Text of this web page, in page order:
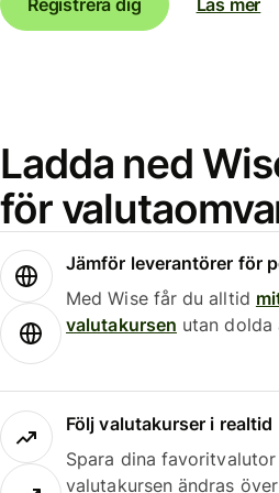
Ladda ned
för
Jämför leverantörer för
Med Wise får du alltid
valutakursen utan dolda
Följ valutakurser i realtid
Spara dina
valutakursen ändras